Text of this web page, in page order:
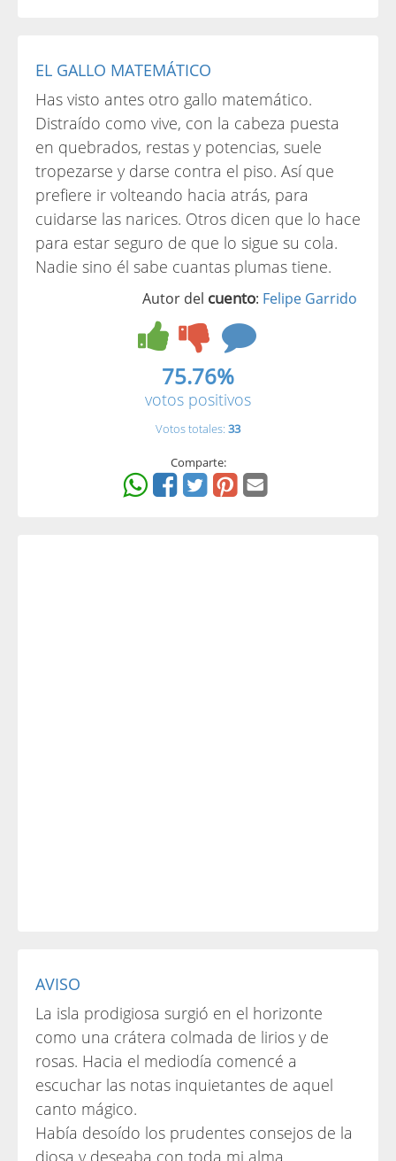
EL GALLO MATEMÁTICO
Has visto antes otro gallo matemático.
Distraído como vive, con la cabeza puesta
en quebrados, restas y potencias, suele
tropezarse y darse contra el piso. Así que
prefiere ir volteando hacia atrás, para
cuidarse las narices. Otros dicen que lo hace
para estar seguro de que lo sigue su cola.
Nadie sino él sabe cuantas plumas tiene.
Autor del cuento: Felipe Garrido
75.76%
votos positivos
Votos totales: 33
Comparte:
AVISO
La isla prodigiosa surgió en el horizonte
como una crátera colmada de lirios y de
rosas. Hacia el mediodía comencé a
escuchar las notas inquietantes de aquel
canto mágico.
Había desoído los prudentes consejos de la
diosa y deseaba con toda mi alma